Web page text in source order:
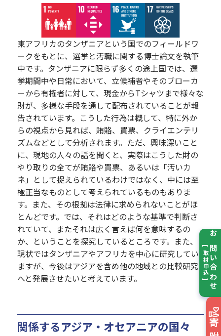
お問い合わせ
[ 取材申込 ]
東アフリカのタンザニアという国でのフィールドワ
ークをもとに、選挙と汚職に関する博士論文を執筆
中です。タンザニアに限らず多くの途上国では、選
挙期間中や日常において、立候補者やそのブローカ
ーから有権者に対して、現金からTシャツまで様々な
財が、多様な手段を通して配布されていることが報
告されています。こうした行為は概して、特に外か
らの視点から見れば、賄賂、買票、クライエンテリ
ズムなどとして分析されます。ただ、興味深いこと
に、現地の人々の話を聞くと、実際はこうした財の
やり取りの全てが賄賂や買票、あるいは「汚いカ
ネ」として捉えられているわけではなく、中には至
極正当なものとして考えられているものもありま
す。また、その根拠は法律に求められないことがほ
とんどです。では、それはどのような基準で判断さ
れていて、またそれは広く言えば何を意味するの
か、ということを探究しているところです。また、
現状ではタンザニアやアフリカを中心に研究してい
ますが、今後はアジアを含め他の地域との比較研究
へと発展させたいと考えています。
関係するアジア・オセアニアの国々